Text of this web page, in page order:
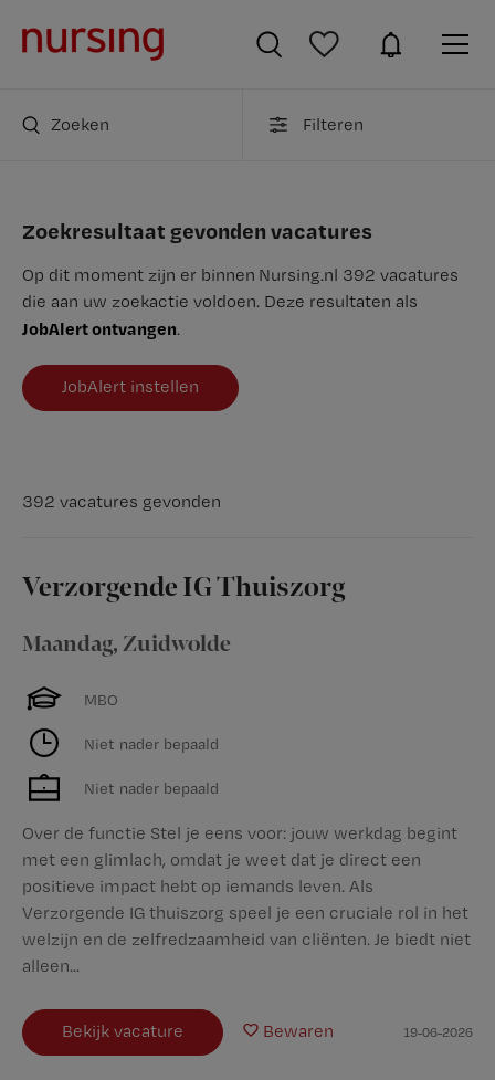
Zoeken Filteren
Zoekresultaat gevonden vacatures
Op dit moment zijn er binnen Nursing.nl 392 vacatures
die aan uw zoekactie voldoen. Deze resultaten als
JobAlert ontvangen.
JobAlert instellen
392 vacatures gevonden
Verzorgende IG Thuiszorg
Maandag, Zuidwolde
MBO
Niet nader bepaald
Niet nader bepaald
Over de functie Stel je eens voor: jouw werkdag begint
met een glimlach, omdat je weet dat je direct een
positieve impact hebt op iemands leven. Als
Verzorgende IG thuiszorg speel je een cruciale rol in het
welzijn en de zelfredzaamheid van cliënten. Je biedt niet
alleen...
Bekijk vacature Bewaren 19-06-2026